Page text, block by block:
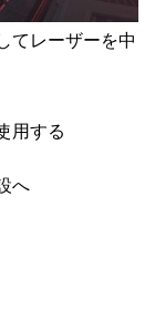
てレーザーを中
用する
へ